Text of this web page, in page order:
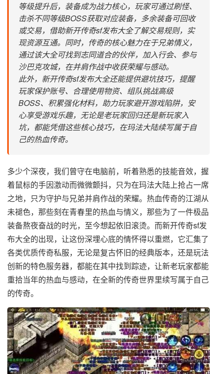
等级提升后，装备成为战力核心，玩家可通过刷怪、
击杀不同等级BOSS获取对应装备，多余装备可回收
或交易，借助新开传奇sf发布大全了解交易规则，实
现资源互通。同时，传奇的核心魅力在于兄弟情义，
通过该大全可找到志同道合的伙伴，加入行会、参与
沙巴克攻城，在并肩作战中收获荣耀与感动。
此外，新开传奇sf发布大全还能提供避坑技巧，提醒
玩家保护账号、合理使用物资、组队挑战高级
BOSS、积累强化材料，助力玩家避开游戏陷阱，安
心享受游戏乐趣，无论是老玩家回归还是新玩家入
坑，都能凭借这些核心技巧，在玛法大陆续写属于自
己的热血传奇。
多少个深夜，我们曾守在电脑前，听着熟悉的技能音效，握
着鼠标的手因激动而微微颤抖，只为在玛法大陆上抢占一席
之地，只为守护与兄弟并肩作战的荣耀。热血传奇的江湖从
未褪色，那些刻在青春里的热血与情义，那些为了一件极品
装备熬夜奋战的时光，至今想起依旧滚烫。而新开传奇sf发
布大全的出现，让这份深埋心底的情怀得以重燃，它汇集了
各类优质传奇私服，无论是复古怀旧的经典版本，还是玩法
创新的特色服务器，都能在其中找到踪迹，让新老玩家都能
重拾当年的热血与感动，在全新的传奇世界里续写属于自己
的传奇。